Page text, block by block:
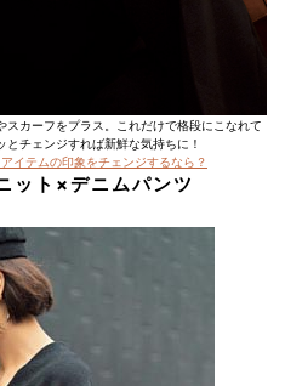
カーフをプラス。これだけで格段にこなれて
とチェンジすれば新鮮な気持ちに！
イテムの印象をチェンジするなら？
ット×デニムパンツ